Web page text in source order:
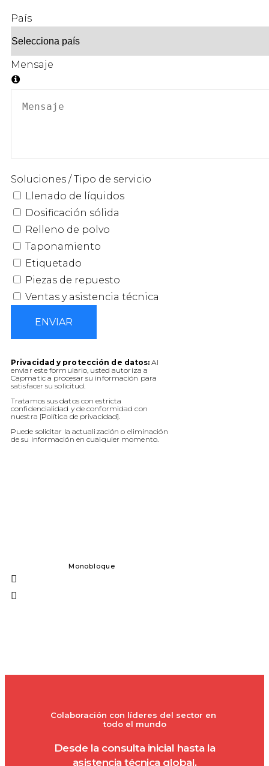
País
Mensaje
Soluciones / Tipo de servicio
Llenado de líquidos
Dosificación sólida
Relleno de polvo
Taponamiento
Etiquetado
Piezas de repuesto
Ventas y asistencia técnica
ENVIAR
Privacidad y protección de datos: Al
enviar este formulario, usted autoriza a
Capmatic a procesar su información para
satisfacer su solicitud.
Tratamos sus datos con estricta
confidencialidad y de conformidad con
nuestra [Política de privacidad].
Puede solicitar la actualización o eliminación
de su información en cualquier momento.
Monobloque
Colaboración con líderes del sector en
todo el mundo
Desde la consulta inicial hasta la
asistencia técnica global,